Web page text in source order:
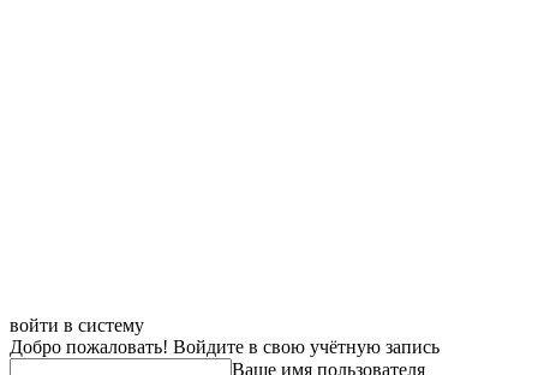
войти в систему
Добро пожаловать! Войдите в свою учётную запись
Ваше имя пользователя